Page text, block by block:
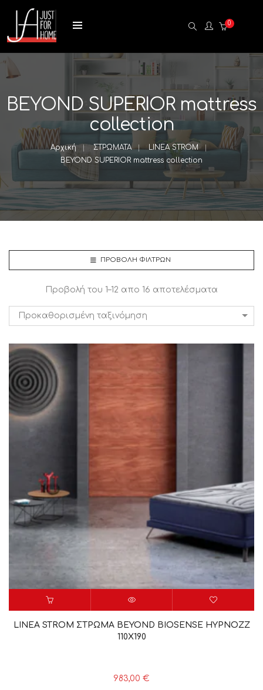
0
BEYOND SUPERIOR mattress
collection
Αρχική ΣΤΡΩΜΑΤΑ
LINEA STROM
BEYOND SUPERIOR mattress collection
ΠΡΟΒΟΛΉ ΦΊΛΤΡΩΝ
Προβολή του 1–12 απο 16 αποτελέσματα
Προκαθορισμένη ταξινόμηση
LINEA STROM ΣΤΡΩΜΑ BEYOND BIOSENSE HYPNOZZ
110X190
983,00 €